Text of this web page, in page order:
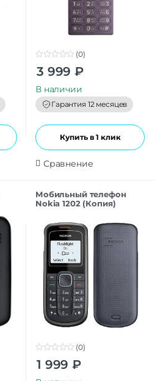
o
t
o
f
5
(0)
3 999 ₽
В наличии
Гарантия 12 месяцев
Купить в 1 клик
Сравнение
Мобильный телефон
Nokia 1202 (Копия)
(0)
1 999 ₽